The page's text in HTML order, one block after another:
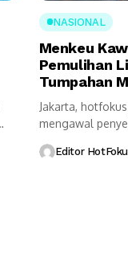
NASIONAL
Menkeu
Pemulihan
Tumpahan
Jakarta,
mengawal
Editor